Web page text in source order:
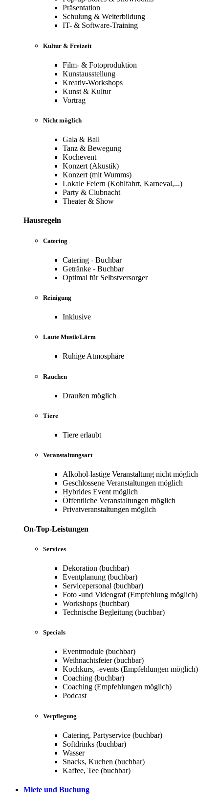
Präsentation
Schulung & Weiterbildung
IT- & Software-Training
Kultur & Freizeit
Film- & Fotoproduktion
Kunstausstellung
Kreativ-Workshops
Kunst & Kultur
Vortrag
Nicht möglich
Gala & Ball
Tanz & Bewegung
Kochevent
Konzert (Akustik)
Konzert (mit Wumms)
Lokale Feiern (Kohlfahrt, Karneval,...)
Party & Clubnacht
Theater & Show
Hausregeln
Catering
Catering - Buchbar
Getränke - Buchbar
Optimal für Selbstversorger
Reinigung
Inklusive
Laute Musik/Lärm
Ruhige Atmosphäre
Rauchen
Draußen möglich
Tiere
Tiere erlaubt
Veranstaltungsart
Alkohol-lastige Veranstaltung nicht möglich
Geschlossene Veranstaltungen möglich
Hybrides Event möglich
Öffentliche Veranstaltungen möglich
Privatveranstaltungen möglich
On-Top-Leistungen
Services
Dekoration (buchbar)
Eventplanung (buchbar)
Servicepersonal (buchbar)
Foto -und Videograf (Empfehlung möglich)
Workshops (buchbar)
Technische Begleitung (buchbar)
Specials
Eventmodule (buchbar)
Weihnachtsfeier (buchbar)
Kochkurs, -events (Empfehlungen möglich)
Coaching (buchbar)
Coaching (Empfehlungen möglich)
Podcast
Verpflegung
Catering, Partyservice (buchbar)
Softdrinks (buchbar)
Wasser
Snacks, Kuchen (buchbar)
Kaffee, Tee (buchbar)
Miete und Buchung